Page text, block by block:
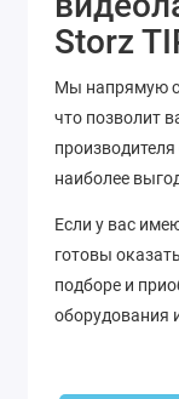
Storz
Мы напрямую
что позволит
наиболее
Если у вас
готовы
подборе и
оборудования